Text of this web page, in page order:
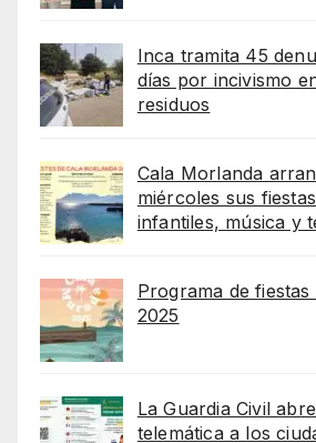
Inca tramita 45
días por incivismo
residuos
Cala Morlanda
miércoles sus
infantiles, música y
Programa de
2025
La Guardia Civil
telemática a los